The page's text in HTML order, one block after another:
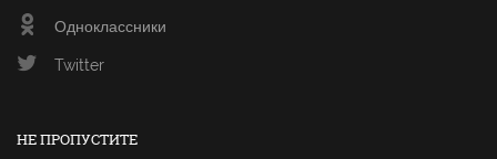
Одноклассники
Twitter
НЕ ПРОПУСТИТЕ